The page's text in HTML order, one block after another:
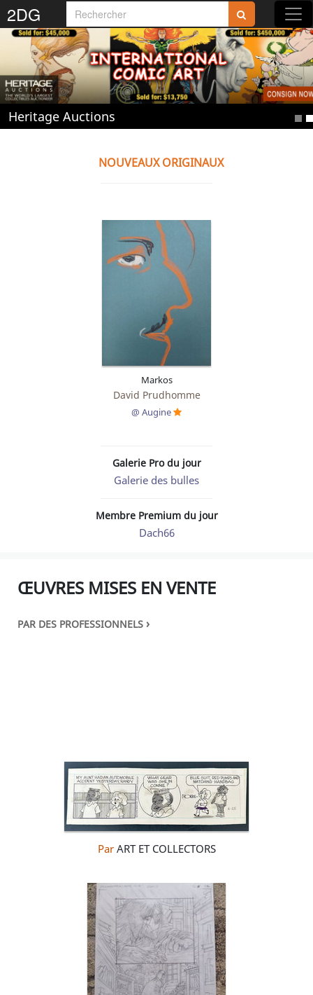
2DG Rejoignez-nous sur 2DG !
Accédez aux planches et illustrations
Découvrez de nouvelles fonctionnalités
S'inscrire
Heritage Auctions
NOUVEAUX ORIGINAUX
Markos
David Prudhomme
@ Augine
Galerie Pro du jour
Galerie des bulles
Membre Premium du jour
Dach66
ŒUVRES MISES EN VENTE
PAR DES PROFESSIONNELS ›
Par ART ET COLLECTORS